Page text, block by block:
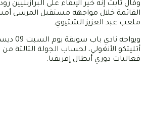
وقال ثابت إنه خير الإبقاء على
القائمة خلال مواجهة مستقبل المرسى أمس
ملعب عبد العزيز الشتيوي.
أتليتكو الأنغولي، لحساب الجولة
فعاليات دوري أبطال إفريقيا.